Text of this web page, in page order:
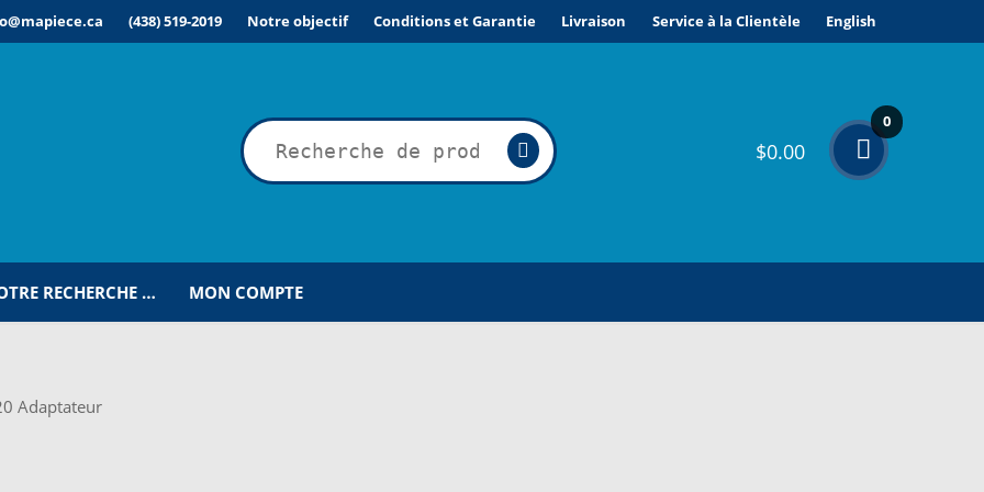
(438) 519-2019 Notre objectif Conditions et Garantie Livraison Service à la Clientèle English
$0.00
0
élé
RECHERCHE … MON COMPTE
POUR LA LIVRAISON OU LA CUEILLETTE
Adaptateur